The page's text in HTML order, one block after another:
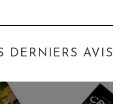
DERNIERS AVIS